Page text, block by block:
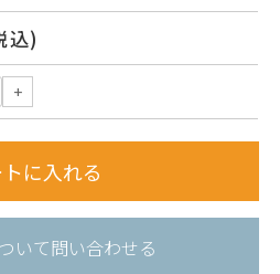
込)
いて問い合わせる